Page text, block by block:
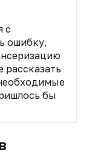
с
ошибку,
рассказать
бы